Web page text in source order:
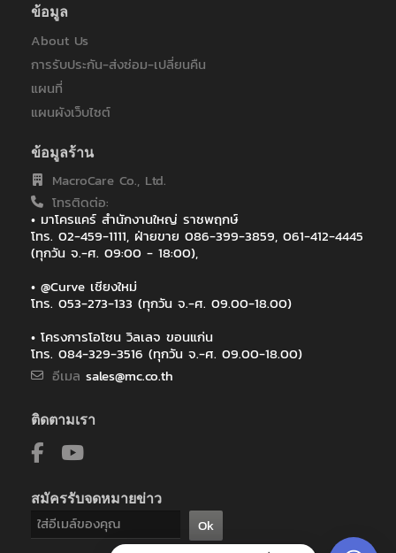
ห้างหุ้นส่วนจำกัด บี.พี.ไอที โซลูชั่น
โรงพยาบาลมหาราชนครราชสีมา
โรงพยาบาลราชเวชอุบลราชธานี
ไทยประกันชีวิต
ไทยประกันชีวิต : ฟิวเจอร์ ปาร์ค รังสิต
ไทยประกันชีวิต : เซ็นทรัลอุบล/อิมพิเรียลสำโรง
ไทยประกันชีวิต สาขา เซ็นทรัล เฟสติวัล เชียงใหม่
ไทยประกันชีวิต สาขาเกาะสมุย
ไทยประกันชีวิตสาขาสกลนคร
ไปรษณีย์ไทย (สำหรับระบบ EMS)
ข้อมูล
About Us
การรับประกัน-ส่งซ่อม-เปลี่ยนคืน
แผนที่
แผนผังเว็บไซต์
ข้อมูลร้าน
MacroCare Co., Ltd.
โทรติดต่อ:
• มาโครแคร์ สำนักงานใหญ่ ราชพฤกษ์
โทร. 02-459-1111, ฝ่ายขาย 086-399-3859, 061-412-4445
(ทุกวัน จ.-ศ. 09:00 - 18:00),
• @Curve เชียงใหม่
โทร. 053-273-133 (ทุกวัน จ.-ศ. 09.00-18.00)
• โครงการโอโซน วิลเลจ ขอนแก่น
โทร. 084-329-3516 (ทุกวัน จ.-ศ. 09.00-18.00)
อีเมล sales@mc.co.th
ติดตามเรา
สมัครรับจดหมายข่าว
Ok